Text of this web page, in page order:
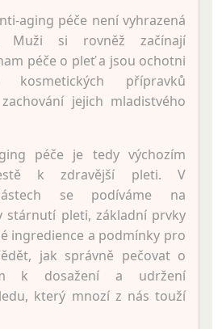
aging péče není vyhrazená
Muži si rovněž začínají
péče o pleť a jsou ochotni
přípravků
jejich mladistvého
péče je tedy výchozím
k zdravější pleti. V
se podíváme na
stárnutí pleti, základní prvky
ingredience a podmínky pro
jak správně pečovat o
k dosažení a udržení
který mnozí z nás touží